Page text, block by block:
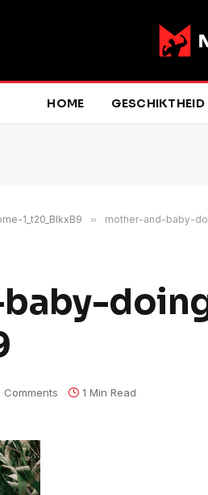
HOME GESCHIKTHEID
1_t20_BlkxB9 » mother-and-baby-
Comments 1 Min Read